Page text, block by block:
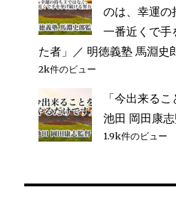
のは、幸運の
一番近くで手
た者」／ 明徳義塾 馬淵史
2k件のビュー
「今出来る
池田 岡田康
1.9k件のビュー